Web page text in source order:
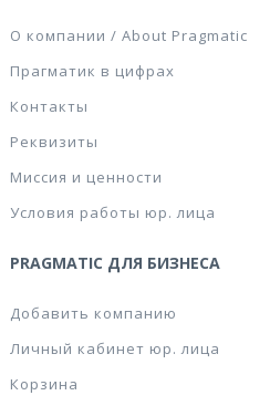
О компании / About Pragmatic
Прагматик в цифрах
Контакты
Реквизиты
Миссия и ценности
Условия работы юр. лица
PRAGMATIC ДЛЯ БИЗНЕСА
Добавить компанию
Личный кабинет юр. лица
Корзина